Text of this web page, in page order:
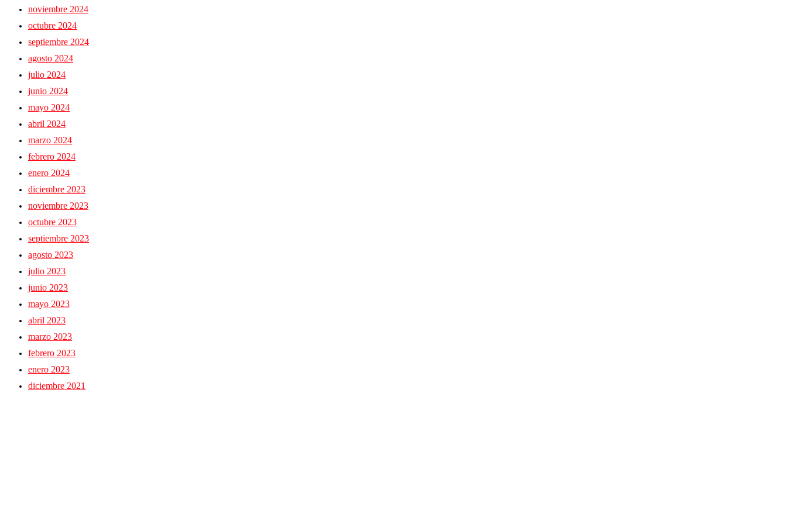
noviembre 2024
octubre 2024
septiembre 2024
agosto 2024
julio 2024
junio 2024
mayo 2024
abril 2024
marzo 2024
febrero 2024
enero 2024
diciembre 2023
noviembre 2023
octubre 2023
septiembre 2023
agosto 2023
julio 2023
junio 2023
mayo 2023
abril 2023
marzo 2023
febrero 2023
enero 2023
diciembre 2021